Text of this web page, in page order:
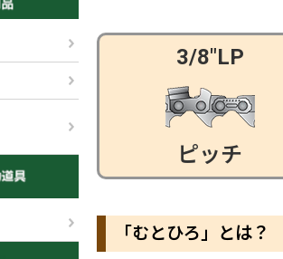
3/8"LP
ピッチ
「むとひろ」とは？